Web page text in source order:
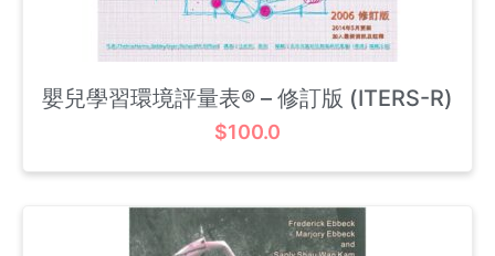
嬰兒學習環境評量表® – 修訂版 (ITERS-R)
$100.0